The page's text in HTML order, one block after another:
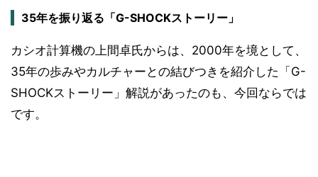
35年を振り返る「G-SHOCKストーリー」
カシオ計算機の上間卓氏からは、2000年を境として、
35年の歩みやカルチャーとの結びつきを紹介した「G-
SHOCKストーリー」解説があったのも、今回ならでは
です。